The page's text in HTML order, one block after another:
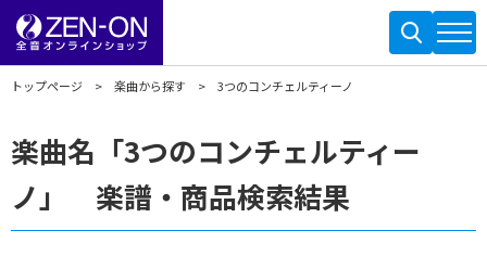
トップページ 楽曲から探す 3つのコンチェルティーノ
楽曲名「3つのコンチェルティー
ノ」 楽譜・商品検索結果